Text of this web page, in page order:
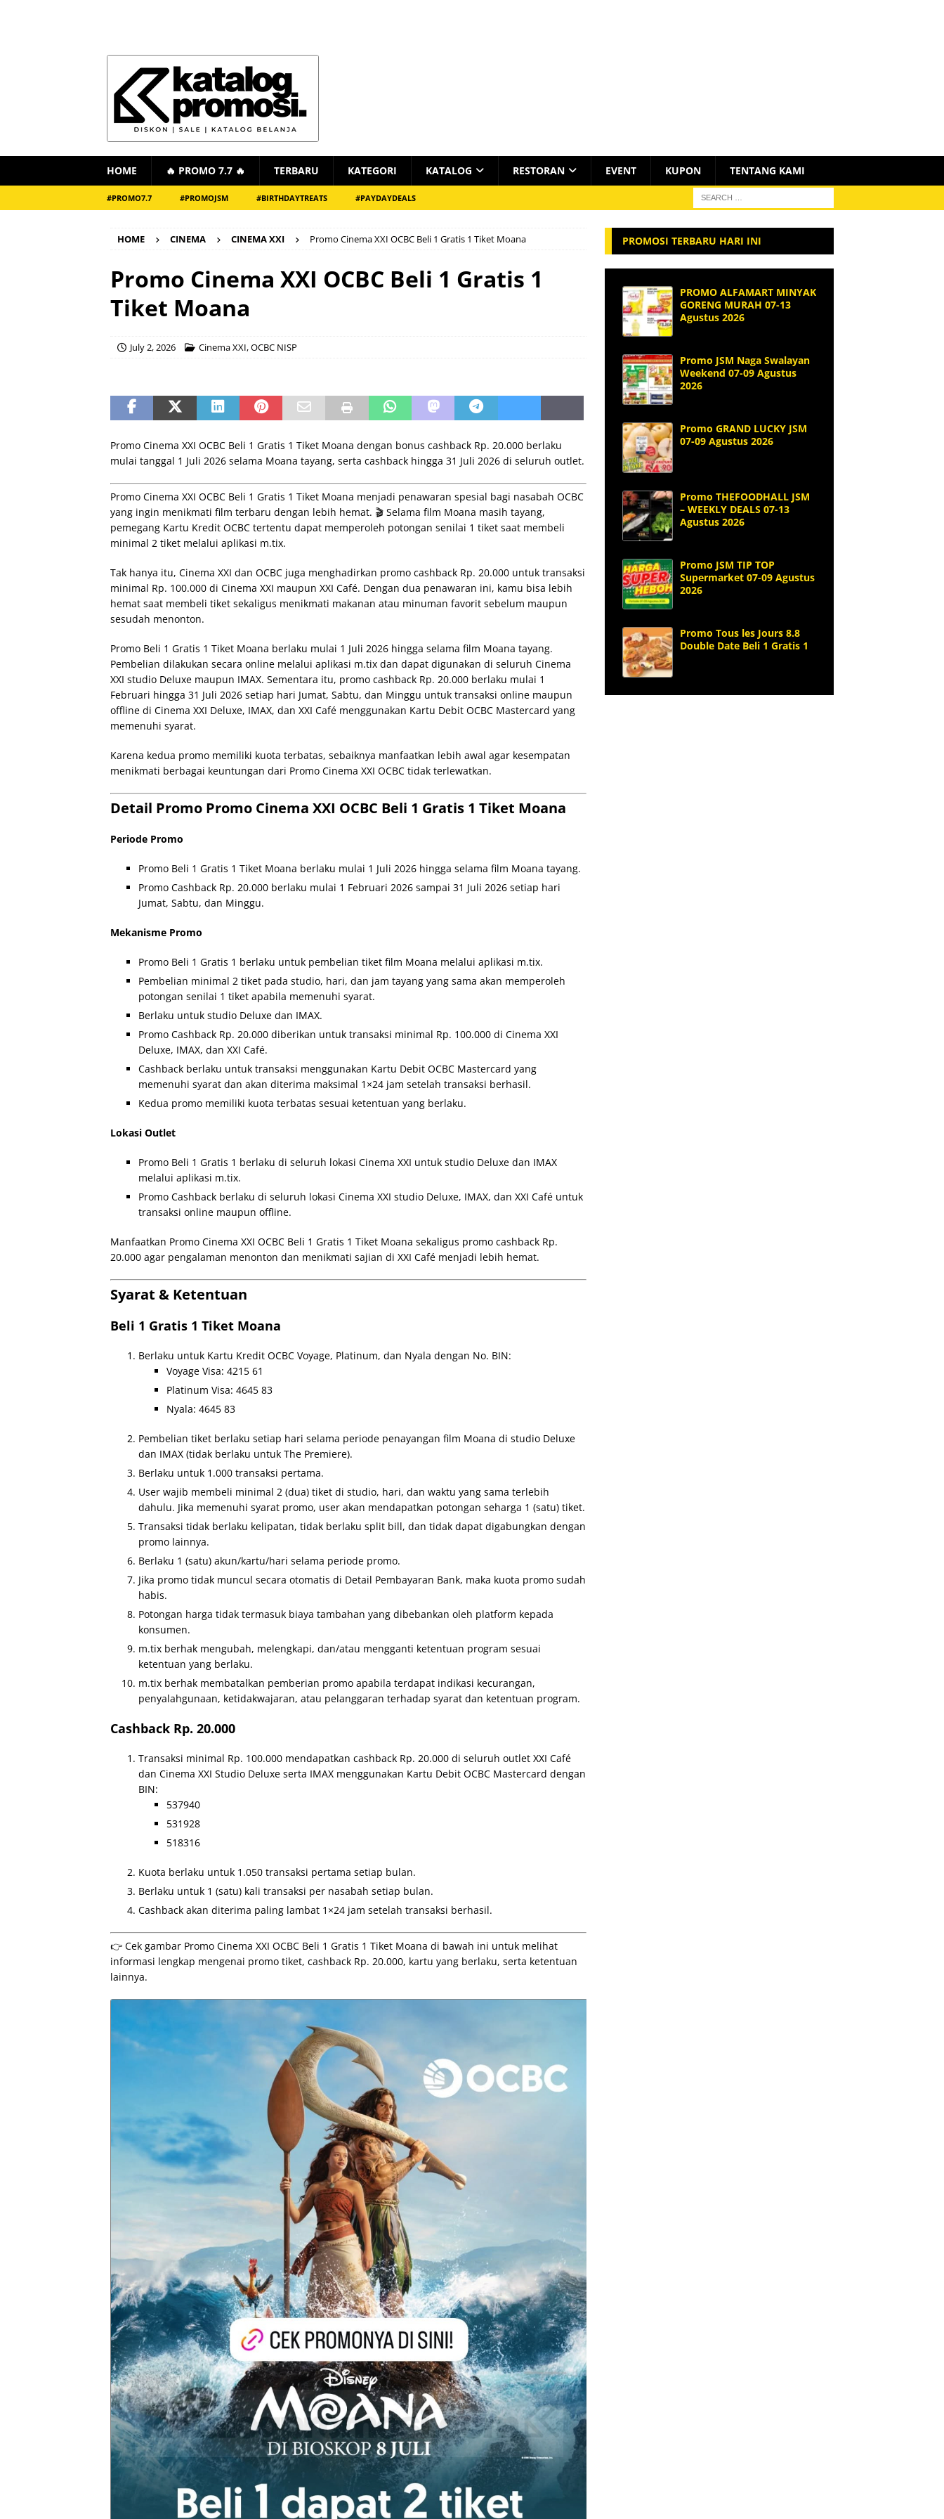
HOME 🔥 PROMO 7.7 🔥 TERBARU KATEGORI KATALOG RESTORAN EVENT KUPON TENTANG KAMI
#PROMO7.7 #PROMOJSM #BIRTHDAYTREATS #PAYDAYDEALS
HOME CINEMA CINEMA XXI Promo Cinema XXI OCBC Beli 1 Gratis 1 Tiket Moana
Promo Cinema XXI OCBC Beli 1 Gratis 1
Tiket Moana
July 2, 2026 Cinema XXI,OCBC NISP
Promo Cinema XXI OCBC Beli 1 Gratis 1 Tiket Moana dengan bonus cashback Rp. 20.000 berlaku
mulai tanggal 1 Juli 2026 selama Moana tayang, serta cashback hingga 31 Juli 2026 di seluruh outlet.
Promo Cinema XXI OCBC Beli 1 Gratis 1 Tiket Moana menjadi penawaran spesial bagi nasabah OCBC
yang ingin menikmati film terbaru dengan lebih hemat. 🎬 Selama film Moana masih tayang,
pemegang Kartu Kredit OCBC tertentu dapat memperoleh potongan senilai 1 tiket saat membeli
minimal 2 tiket melalui aplikasi m.tix.
Tak hanya itu, Cinema XXI dan OCBC juga menghadirkan promo cashback Rp. 20.000 untuk transaksi
minimal Rp. 100.000 di Cinema XXI maupun XXI Café. Dengan dua penawaran ini, kamu bisa lebih
hemat saat membeli tiket sekaligus menikmati makanan atau minuman favorit sebelum maupun
sesudah menonton.
Promo Beli 1 Gratis 1 Tiket Moana berlaku mulai 1 Juli 2026 hingga selama film Moana tayang.
Pembelian dilakukan secara online melalui aplikasi m.tix dan dapat digunakan di seluruh Cinema
XXI studio Deluxe maupun IMAX. Sementara itu, promo cashback Rp. 20.000 berlaku mulai 1
Februari hingga 31 Juli 2026 setiap hari Jumat, Sabtu, dan Minggu untuk transaksi online maupun
offline di Cinema XXI Deluxe, IMAX, dan XXI Café menggunakan Kartu Debit OCBC Mastercard yang
memenuhi syarat.
Karena kedua promo memiliki kuota terbatas, sebaiknya manfaatkan lebih awal agar kesempatan
menikmati berbagai keuntungan dari Promo Cinema XXI OCBC tidak terlewatkan.
Detail Promo Promo Cinema XXI OCBC Beli 1 Gratis 1 Tiket Moana
Periode Promo
Promo Beli 1 Gratis 1 Tiket Moana berlaku mulai 1 Juli 2026 hingga selama film Moana tayang.
Promo Cashback Rp. 20.000 berlaku mulai 1 Februari 2026 sampai 31 Juli 2026 setiap hari
Jumat, Sabtu, dan Minggu.
Mekanisme Promo
Promo Beli 1 Gratis 1 berlaku untuk pembelian tiket film Moana melalui aplikasi m.tix.
Pembelian minimal 2 tiket pada studio, hari, dan jam tayang yang sama akan memperoleh
potongan senilai 1 tiket apabila memenuhi syarat.
Berlaku untuk studio Deluxe dan IMAX.
Promo Cashback Rp. 20.000 diberikan untuk transaksi minimal Rp. 100.000 di Cinema XXI
Deluxe, IMAX, dan XXI Café.
Cashback berlaku untuk transaksi menggunakan Kartu Debit OCBC Mastercard yang
memenuhi syarat dan akan diterima maksimal 1×24 jam setelah transaksi berhasil.
Kedua promo memiliki kuota terbatas sesuai ketentuan yang berlaku.
Lokasi Outlet
Promo Beli 1 Gratis 1 berlaku di seluruh lokasi Cinema XXI untuk studio Deluxe dan IMAX
melalui aplikasi m.tix.
Promo Cashback berlaku di seluruh lokasi Cinema XXI studio Deluxe, IMAX, dan XXI Café untuk
transaksi online maupun offline.
Manfaatkan Promo Cinema XXI OCBC Beli 1 Gratis 1 Tiket Moana sekaligus promo cashback Rp.
20.000 agar pengalaman menonton dan menikmati sajian di XXI Café menjadi lebih hemat.
Syarat & Ketentuan
Beli 1 Gratis 1 Tiket Moana
Berlaku untuk Kartu Kredit OCBC Voyage, Platinum, dan Nyala dengan No. BIN:
Voyage Visa: 4215 61
Platinum Visa: 4645 83
Nyala: 4645 83
Pembelian tiket berlaku setiap hari selama periode penayangan film Moana di studio Deluxe
dan IMAX (tidak berlaku untuk The Premiere).
Berlaku untuk 1.000 transaksi pertama.
User wajib membeli minimal 2 (dua) tiket di studio, hari, dan waktu yang sama terlebih
dahulu. Jika memenuhi syarat promo, user akan mendapatkan potongan seharga 1 (satu) tiket.
Transaksi tidak berlaku kelipatan, tidak berlaku split bill, dan tidak dapat digabungkan dengan
promo lainnya.
Berlaku 1 (satu) akun/kartu/hari selama periode promo.
Jika promo tidak muncul secara otomatis di Detail Pembayaran Bank, maka kuota promo sudah
habis.
Potongan harga tidak termasuk biaya tambahan yang dibebankan oleh platform kepada
konsumen.
m.tix berhak mengubah, melengkapi, dan/atau mengganti ketentuan program sesuai
ketentuan yang berlaku.
m.tix berhak membatalkan pemberian promo apabila terdapat indikasi kecurangan,
penyalahgunaan, ketidakwajaran, atau pelanggaran terhadap syarat dan ketentuan program.
Cashback Rp. 20.000
Transaksi minimal Rp. 100.000 mendapatkan cashback Rp. 20.000 di seluruh outlet XXI Café
dan Cinema XXI Studio Deluxe serta IMAX menggunakan Kartu Debit OCBC Mastercard dengan
BIN:
537940
531928
518316
Kuota berlaku untuk 1.050 transaksi pertama setiap bulan.
Berlaku untuk 1 (satu) kali transaksi per nasabah setiap bulan.
Cashback akan diterima paling lambat 1×24 jam setelah transaksi berhasil.
👉 Cek gambar Promo Cinema XXI OCBC Beli 1 Gratis 1 Tiket Moana di bawah ini untuk melihat
informasi lengkap mengenai promo tiket, cashback Rp. 20.000, kartu yang berlaku, serta ketentuan
lainnya.
PROMOSI TERBARU HARI INI
PROMO ALFAMART MINYAK
GORENG MURAH 07-13
Agustus 2026
Promo JSM Naga Swalayan
Weekend 07-09 Agustus
2026
Promo GRAND LUCKY JSM
07-09 Agustus 2026
Promo THEFOODHALL JSM
– WEEKLY DEALS 07-13
Agustus 2026
Promo JSM TIP TOP
Supermarket 07-09 Agustus
2026
Promo Tous les Jours 8.8
Double Date Beli 1 Gratis 1